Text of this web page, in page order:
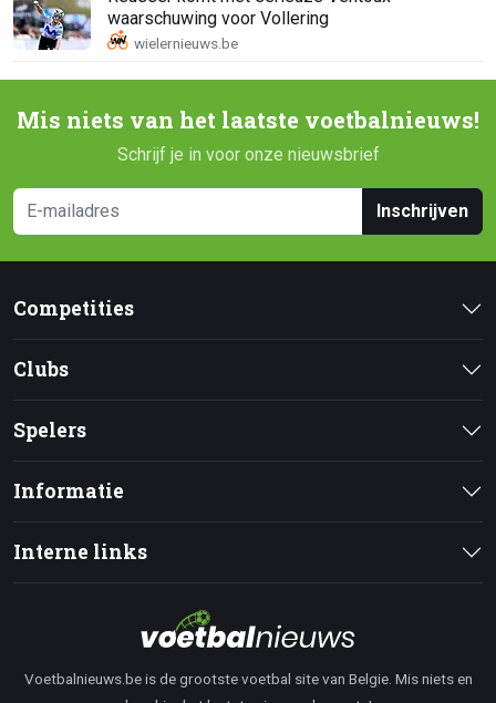
waarschuwing voor Vollering
Mis niets van het laatste voetbalnieuws!
Schrijf je in voor onze nieuwsbrief
Inschrijven
Competities
Clubs
Spelers
Informatie
Interne links
Voetbalnieuws.be is de grootste voetbal site van Belgie. Mis niets en